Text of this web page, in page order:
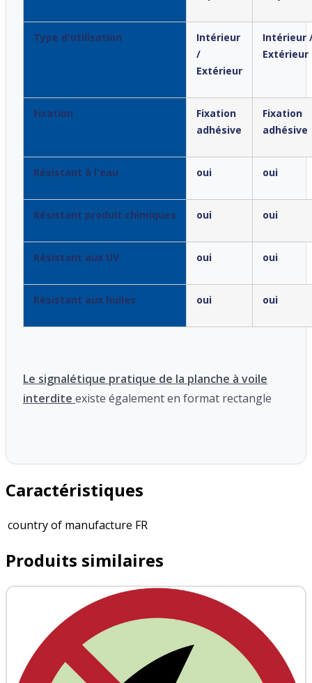
Type d'utilisation
Intérieur
/
Extérieur
Intérieur
Extérieur
Fixation
Fixation
adhésive
Fixation
adhésive
Résistant à l'eau oui oui
Résistant produit chimiques oui oui
Résistant aux UV oui oui
Résistant aux huiles oui oui
Le signalétique pratique de la planche à voile
interdite existe également en format rectangle
Caractéristiques
country of manufacture FR
Produits similaires